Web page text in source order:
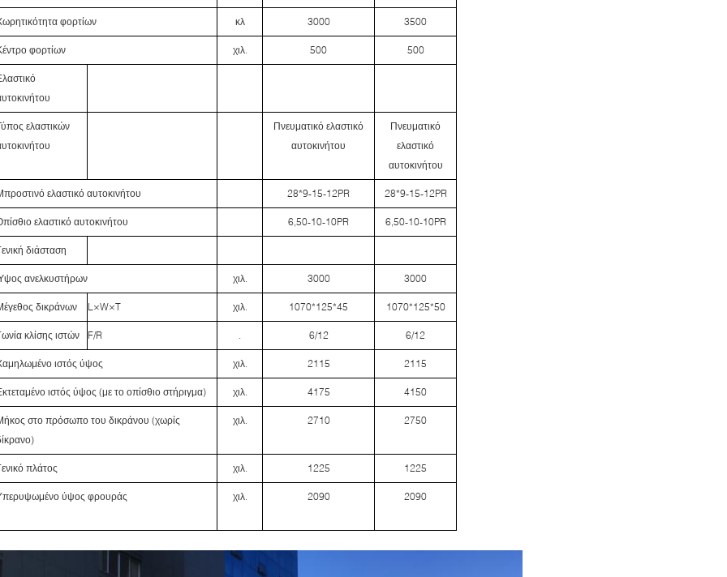
φορτίων κλ 3000 3500
φορτίων χιλ. 500 500
ελαστικών
Πνευματικό ελαστικό
αυτοκινήτου
Πνευματικό
ελαστικό
αυτοκινήτου
ελαστικό αυτοκινήτου 28*9-15-12PR 28*9-15-12PR
ελαστικό αυτοκινήτου 6,50-10-10PR 6,50-10-10PR
διάσταση
ανελκυστήρων χιλ. 3000 3000
δικράνων L×W×T χιλ. 1070*125*45 1070*125*50
κλίσης ιστών F/R . 6/12 6/12
ιστός ύψος χιλ. 2115 2115
ιστός ύψος (με το οπίσθιο στήριγμα) χιλ. 4175 4150
στο πρόσωπο του δικράνου (χωρίς
χιλ. 2710 2750
πλάτος χιλ. 1225 1225
ύψος φρουράς χιλ. 2090 2090